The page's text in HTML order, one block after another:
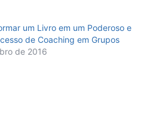
um Livro em um Poderoso e
de Coaching em Grupos
de 2016